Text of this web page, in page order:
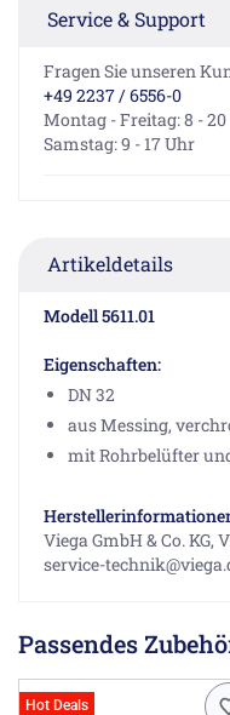
Service & Support
Fragen Sie unseren
+49 2237 / 6556-0
Montag - Freitag: 8 -
Samstag: 9 - 17 Uhr
Artikeldetails
Modell 5611.01
Eigenschaften:
DN 32
aus Messing,
mit Rohrbelüfter
Viega GmbH & Co. KG,
service-
Passendes
Hot Deals